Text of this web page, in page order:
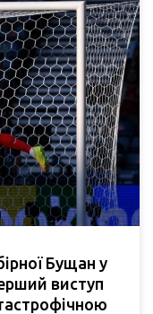
Бущан у
виступ